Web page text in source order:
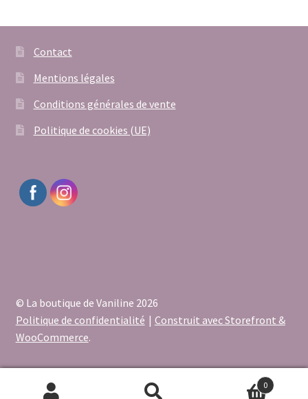
Contact
Mentions légales
Conditions générales de vente
Politique de cookies (UE)
© La boutique de Vaniline 2026
Politique de confidentialité
Construit avec Storefront &
WooCommerce.
0